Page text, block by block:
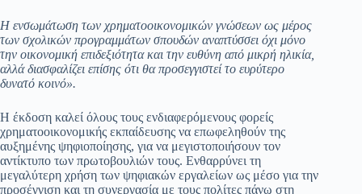
Η ενσωμάτωση των χρηματοοικονομικών γνώσεων ως μέρος
των σχολικών προγραμμάτων σπουδών αναπτύσσει όχι μόνο
την οικονομική επιδεξιότητα και την ευθύνη από μικρή ηλικία,
αλλά διασφαλίζει επίσης ότι θα προσεγγιστεί το ευρύτερο
δυνατό κοινό».
Η έκδοση καλεί όλους τους ενδιαφερόμενους φορείς
χρηματοοικονομικής εκπαίδευσης να επωφεληθούν της
αυξημένης ψηφιοποίησης, για να μεγιστοποιήσουν τον
αντίκτυπο των πρωτοβουλιών τους. Ενθαρρύνει τη
μεγαλύτερη χρήση των ψηφιακών εργαλείων ως μέσο για την
προσέγγιση και τη συνεργασία με τους πολίτες πάνω στη